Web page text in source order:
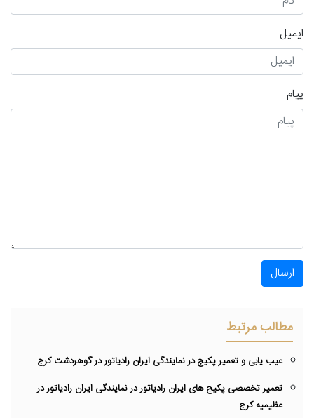
ایمیل
پیام
ارسال
مطالب مرتبط
عیب یابی و تعمیر پکیج در نمایندگی ایران رادیاتور در گوهردشت کرج
تعمیر تخصصی پکیج های ایران رادیاتور در نمایندگی ایران رادیاتور در
عظیمیه کرج